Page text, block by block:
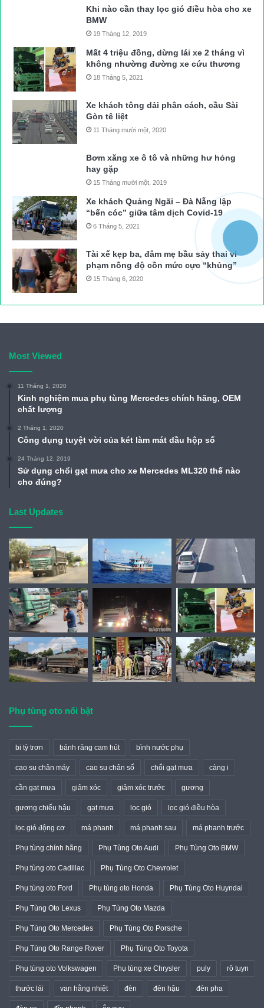
Khi nào cần thay lọc gió điều hòa cho xe
BMW
19 Tháng 12, 2019
Mất 4 triệu đồng, dừng lái xe 2 tháng vì
không nhường đường xe cứu thương
18 Tháng 5, 2021
Xe khách tông dải phân cách, cầu Sài
Gòn tê liệt
11 Tháng mười một, 2020
Bơm xăng xe ô tô và những hư hỏng
hay gặp
15 Tháng mười một, 2019
Xe khách Quảng Ngãi – Đà Nẵng lập
“bến cóc” giữa tâm dịch Covid-19
6 Tháng 5, 2021
Tài xế kẹp ba, đâm mẹ bầu sảy thai vi
phạm nồng độ cồn mức cực “khủng”
15 Tháng 6, 2020
Most Viewed
11 Tháng 1, 2020
Kinh nghiệm mua phụ tùng Mercedes chính hãng, OEM
chất lượng
2 Tháng 1, 2020
Công dụng tuyệt vời của két làm mát dầu hộp số
24 Tháng 12, 2019
Sử dụng chổi gạt mưa cho xe Mercedes ML320 thế nào
cho đúng?
Last Updates
Phụ tùng oto nổi bật
bi tỳ trơn bánh răng cam hút bình nước phụ
cao su chân máy cao su chân số chổi gạt mưa càng i
cần gạt mưa giảm xóc giảm xóc trước gương
gương chiếu hậu gạt mưa lọc gió lọc gió điều hòa
lọc gió động cơ má phanh má phanh sau má phanh trước
Phụ tùng chính hãng Phụ Tùng Oto Audi Phụ Tùng Oto BMW
Phụ tùng oto Cadillac Phụ Tùng Oto Chevrolet
Phụ tùng oto Ford Phụ tùng oto Honda Phụ Tùng Oto Huyndai
Phụ Tùng Oto Lexus Phụ Tùng Oto Mazda
Phụ Tùng Oto Mercedes Phụ Tùng Oto Porsche
Phụ Tùng Oto Range Rover Phụ Tùng Oto Toyota
Phụ tùng oto Volkswagen Phụ tùng xe Chrysler puly rô tuyn
thước lái van hằng nhiệt đèn đèn hậu đèn pha